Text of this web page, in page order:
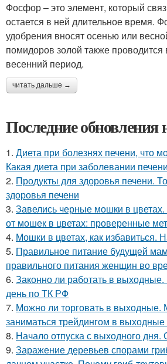
Фосфор – это элемент, который
остается в ней длительное время.
удобрения вносят осенью или
помидоров золой также проводится
весенний период.
читать дальше →
Последние обновления
1. Диета при болезнях печени, что
Какая диета при заболевании
2. Продукты для здоровья печени.
здоровья печени
3. Завелись черные мошки в цветах.
от мошек в цветах: проверенные
4. Мошки в цветах, как избавиться.
5. Правильное питание будущей
правильного питания женщин во
6. Законно ли работать в
день по ТК РФ
7. Можно ли торговать в выходные.
заниматься трейдингом в выходные
8. Начало отпуска с выходного
9. Заражение деревьев спорами